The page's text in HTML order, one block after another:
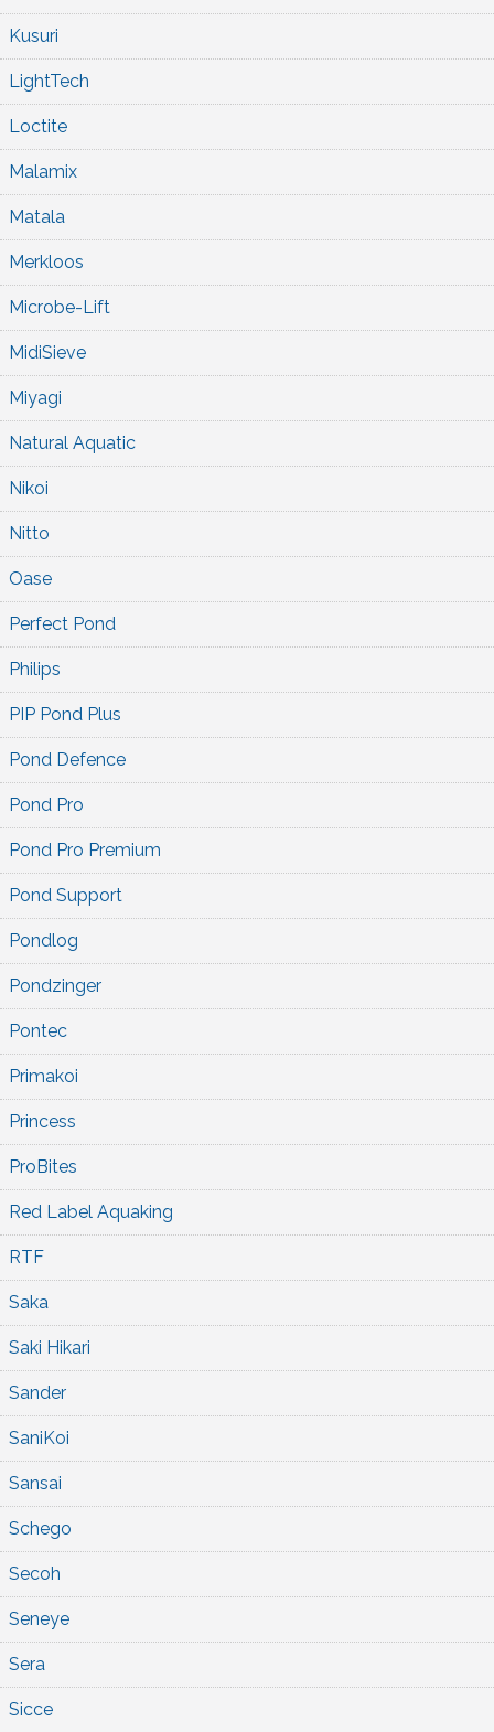
Kusuri
LightTech
Loctite
Malamix
Matala
Merkloos
Microbe-Lift
MidiSieve
Miyagi
Natural Aquatic
Nikoi
Nitto
Oase
Perfect Pond
Philips
PIP Pond Plus
Pond Defence
Pond Pro
Pond Pro Premium
Pond Support
Pondlog
Pondzinger
Pontec
Primakoi
Princess
ProBites
Red Label Aquaking
RTF
Saka
Saki Hikari
Sander
SaniKoi
Sansai
Schego
Secoh
Seneye
Sera
Sicce